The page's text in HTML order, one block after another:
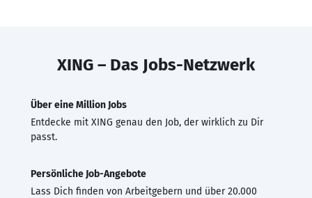
XING – Das Jobs-Netzwerk
Über eine Million Jobs
Entdecke mit XING genau den Job, der wirklich zu Dir
passt.
Persönliche Job-Angebote
Lass Dich finden von Arbeitgebern und über 20.000